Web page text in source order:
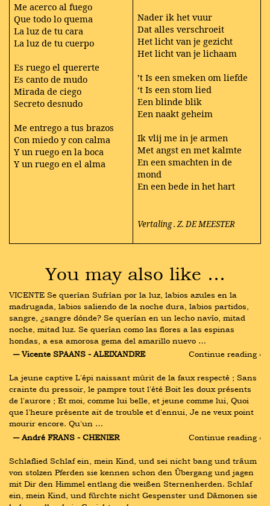
Me acerco al fuego
Que todo lo quema
La luz de tu cara
La luz de tu cuerpo
Es ruego el quererte
Es canto de mudo
Mirada de ciego
Secreto desnudo
Me entrego a tus brazos
Con miedo y con calma
Y un ruego en la boca
Y un ruego en el alma
Nader ik het vuur
Dat alles verschroeit
Het licht van je gezicht
Het licht van je lichaam
’t Is een smeken om liefde
‘t Is een stom lied
Een blinde blik
Een naakt geheim
Ik vlij me in je armen
Met angst en met kalmte
En een smachten in de
mond
En een bede in het hart
Vertaling . Z. DE MEESTER
You may also like …
VICENTE Se querían Sufrían por la luz, labios azules en la
madrugada, labios saliendo de la noche dura, labios partidos,
sangre, ¿sangre dónde? Se querían en un lecho navío, mitad
noche, mitad luz. Se querían como las flores a las espinas
hondas, a esa amorosa gema del amarillo nuevo …
― Vicente SPAANS - ALEIXANDRE
Continue reading ›
La jeune captive L'épi naissant mûrit de la faux respecté ; Sans
crainte du pressoir, le pampre tout l'été Boit les doux présents
de l'aurore ; Et moi, comme lui belle, et jeune comme lui, Quoi
que l'heure présente ait de trouble et d'ennui, Je ne veux point
mourir encore. Qu'un …
― André FRANS - CHENIER
Continue reading ›
Schlaflied Schlaf ein, mein Kind, und sei nicht bang und träum
von stolzen Pferden sie kennen schon den Übergang und jagen
mit Dir den Himmel entlang die weißen Sternenherden. Schlaf
ein, mein Kind, und fürchte nicht Gespenster und Dämonen sie